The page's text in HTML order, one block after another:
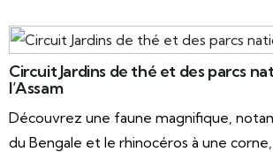
Circuit Jardins de thé et des parcs
l’Assam
Découvrez une faune magnifique,
du Bengale et le rhinocéros à une